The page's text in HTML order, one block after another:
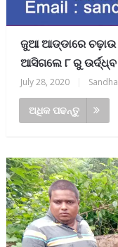
ଜୁଆ ଆଡ୍ଡାରେ
ଆସିଗଲେ ୮ ରୁ
July 28, 2020
ଅଧିକ ପଢନ୍ତୁ